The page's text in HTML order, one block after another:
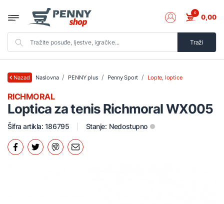
Traži
0 0,00
Nazad Naslovna PENNY plus Penny Sport Lopte, loptice
Loptica za tenis Richmoral WX005
RICHMORAL
Šifra artikla: 186795 Stanje: Nedostupno